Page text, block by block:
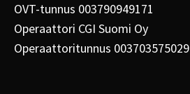
OVT-tunnus 003790949171
Operaattori CGI Suomi Oy
Operaattoritunnus 003703575029